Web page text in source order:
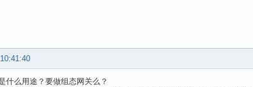
什么用途？要做组态网关么？